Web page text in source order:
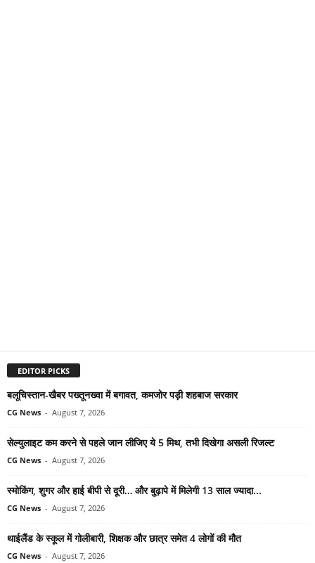
EDITOR PICKS
बलूचिस्तान-खैबर पख्तूनख्वा में बगावत, कमजोर पड़ी शहबाज सरकार
CG News - August 7, 2026
सेल्युलाइट कम करने से पहले जान लीजिए ये 5 मिथ, तभी दिखेगा असली रिजल्ट
CG News - August 7, 2026
स्मोकिंग, शुगर और हाई बीपी से दूरी… और बुढ़ापे में मिलेगी 13 साल ज्यादा...
CG News - August 7, 2026
थाईलैंड के स्कूल में गोलीबारी, शिक्षक और छात्र समेत 4 लोगों की मौत
CG News - August 7, 2026